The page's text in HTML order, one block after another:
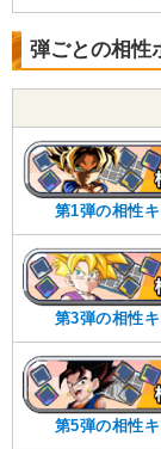
弾ごとの相性
第1弾の相性
第3弾の相性
第5弾の相性